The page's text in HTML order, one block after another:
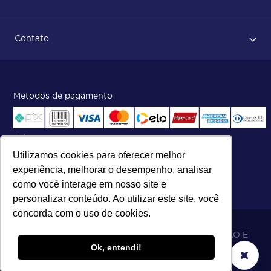
Utilizamos cookies para oferecer melhor
experiência, melhorar o desempenho, analisar
como você interage em nosso site e
personalizar conteúdo. Ao utilizar este site, você
concorda com o uso de cookies.
Ok, entendi!
Status do pedido e acompanhamento da entrega
ISO
Contato
Central de atendimento:
Telefone:(27) 2121-9000
Segunda a Sexta das 8h às 17h30
Métodos de pagamento
Selos
06.698.001/0002-19 - MB 5 COMÉRCIO IMPORTAÇÃO E
EXPORTAÇÃO LTDA - SOARES ATACADO DISTRIBUIDOR.